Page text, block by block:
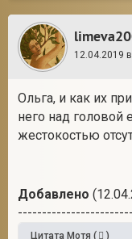
12.04.2019
Ольга, и как их
него над головой
жестокостью
Добавлено
Цитата Мотя ( )